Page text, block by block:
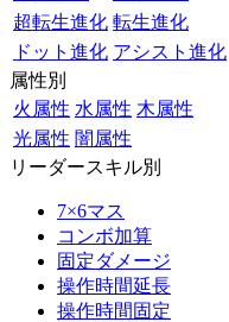
超転生進化 転生進化
ドット進化 アシスト進化
属性別
火属性 水属性 木属性
光属性 闇属性
リーダースキル別
7×6マス
コンボ加算
固定ダメージ
操作時間延長
操作時間固定